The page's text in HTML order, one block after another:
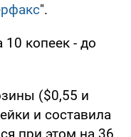
".
копеек - до
($0,55 и
и составила
при этом на 36